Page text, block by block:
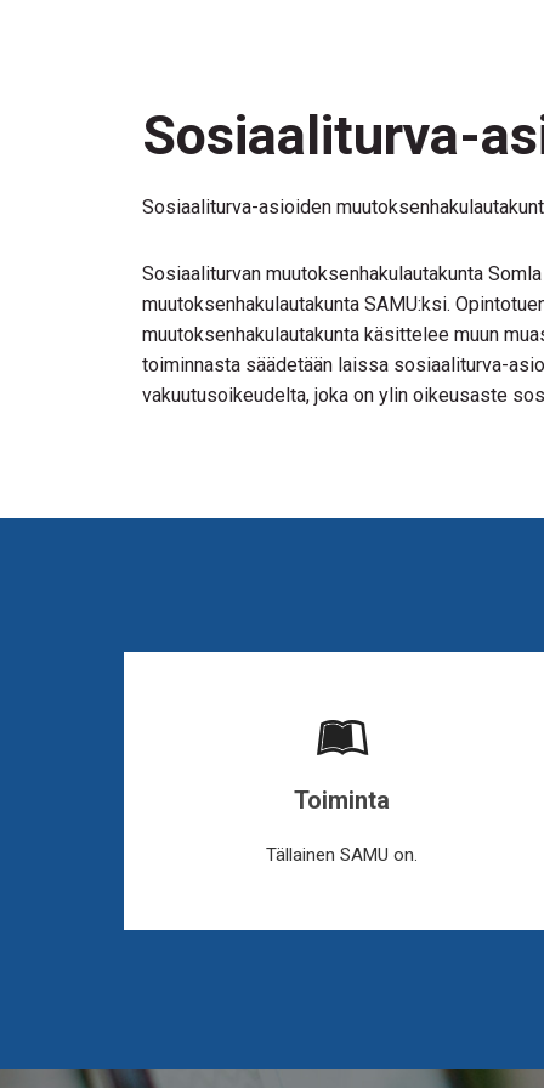
Sosiaaliturva-
Sosiaaliturva-asioiden
Sosiaaliturvan muutoksenhakulautakunta
muutoksenhakulautakunta SAMU:ksi.
muutoksenhakulautakunta käsittelee muun
toiminnasta säädetään laissa sosiaaliturva-
vakuutusoikeudelta, joka on ylin oikeusaste
Toiminta
Tällainen SAMU on.